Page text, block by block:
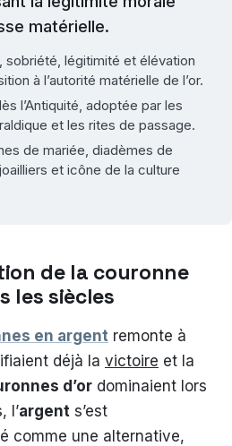
matérielle.
sobriété, légitimité et élévation
à l’autorité matérielle de l’or.
l’Antiquité, adoptée par les
et les rites de passage.
de mariée, diadèmes de
et icône de la culture
de la couronne
les siècles
en argent remonte à
déjà la victoire et la
d’or dominaient lors
l’argent s’est
comme une alternative,